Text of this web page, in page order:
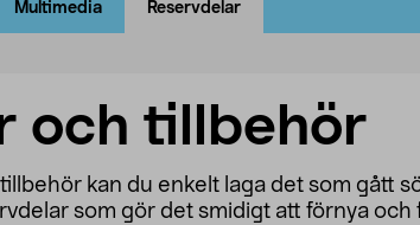
Multimedia Reservdelar
och tillbehör
kan du enkelt laga det som gått
som gör det smidigt att förnya och